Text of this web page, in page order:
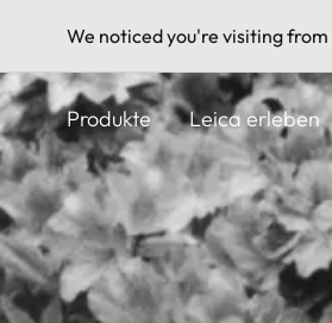
We noticed you're visiting from
Direkt
zum
Inhalt
Produkte Leica erleben